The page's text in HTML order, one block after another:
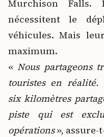
Murchison Falls.
nécessitent le
véhicules. Mais
maximum.
«Nous partageons
touristes en réalité.
six kilomètres
piste qui est
opérations», assure-